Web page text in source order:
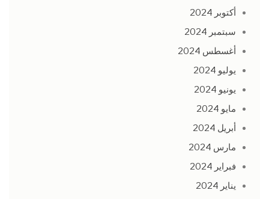
أكتوبر 2024
سبتمبر 2024
أغسطس 2024
يوليو 2024
يونيو 2024
مايو 2024
أبريل 2024
مارس 2024
فبراير 2024
يناير 2024